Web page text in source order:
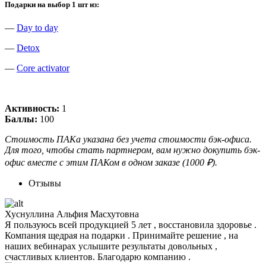
Подарки на выбор 1 шт из:
— Day to day
— Detox
— Core activator
Активность: 1
Баллы: 100
Стоимость ПАКа указана без учета стоимости бэк-офиса.
Для того, чтобы стать партнером, вам нужно докупить бэк-
офис вместе с этим ПАКом в одном заказе (1000 ₽).
Отзывы
Хуснуллина Альфия Масхутовна
Я пользуюсь всей продукцией 5 лет , восстановила здоровье .
Компания щедрая на подарки . Принимайте решение , на
наших вебинарах услышите результаты довольных ,
счастливых клиентов. Благодарю компанию .